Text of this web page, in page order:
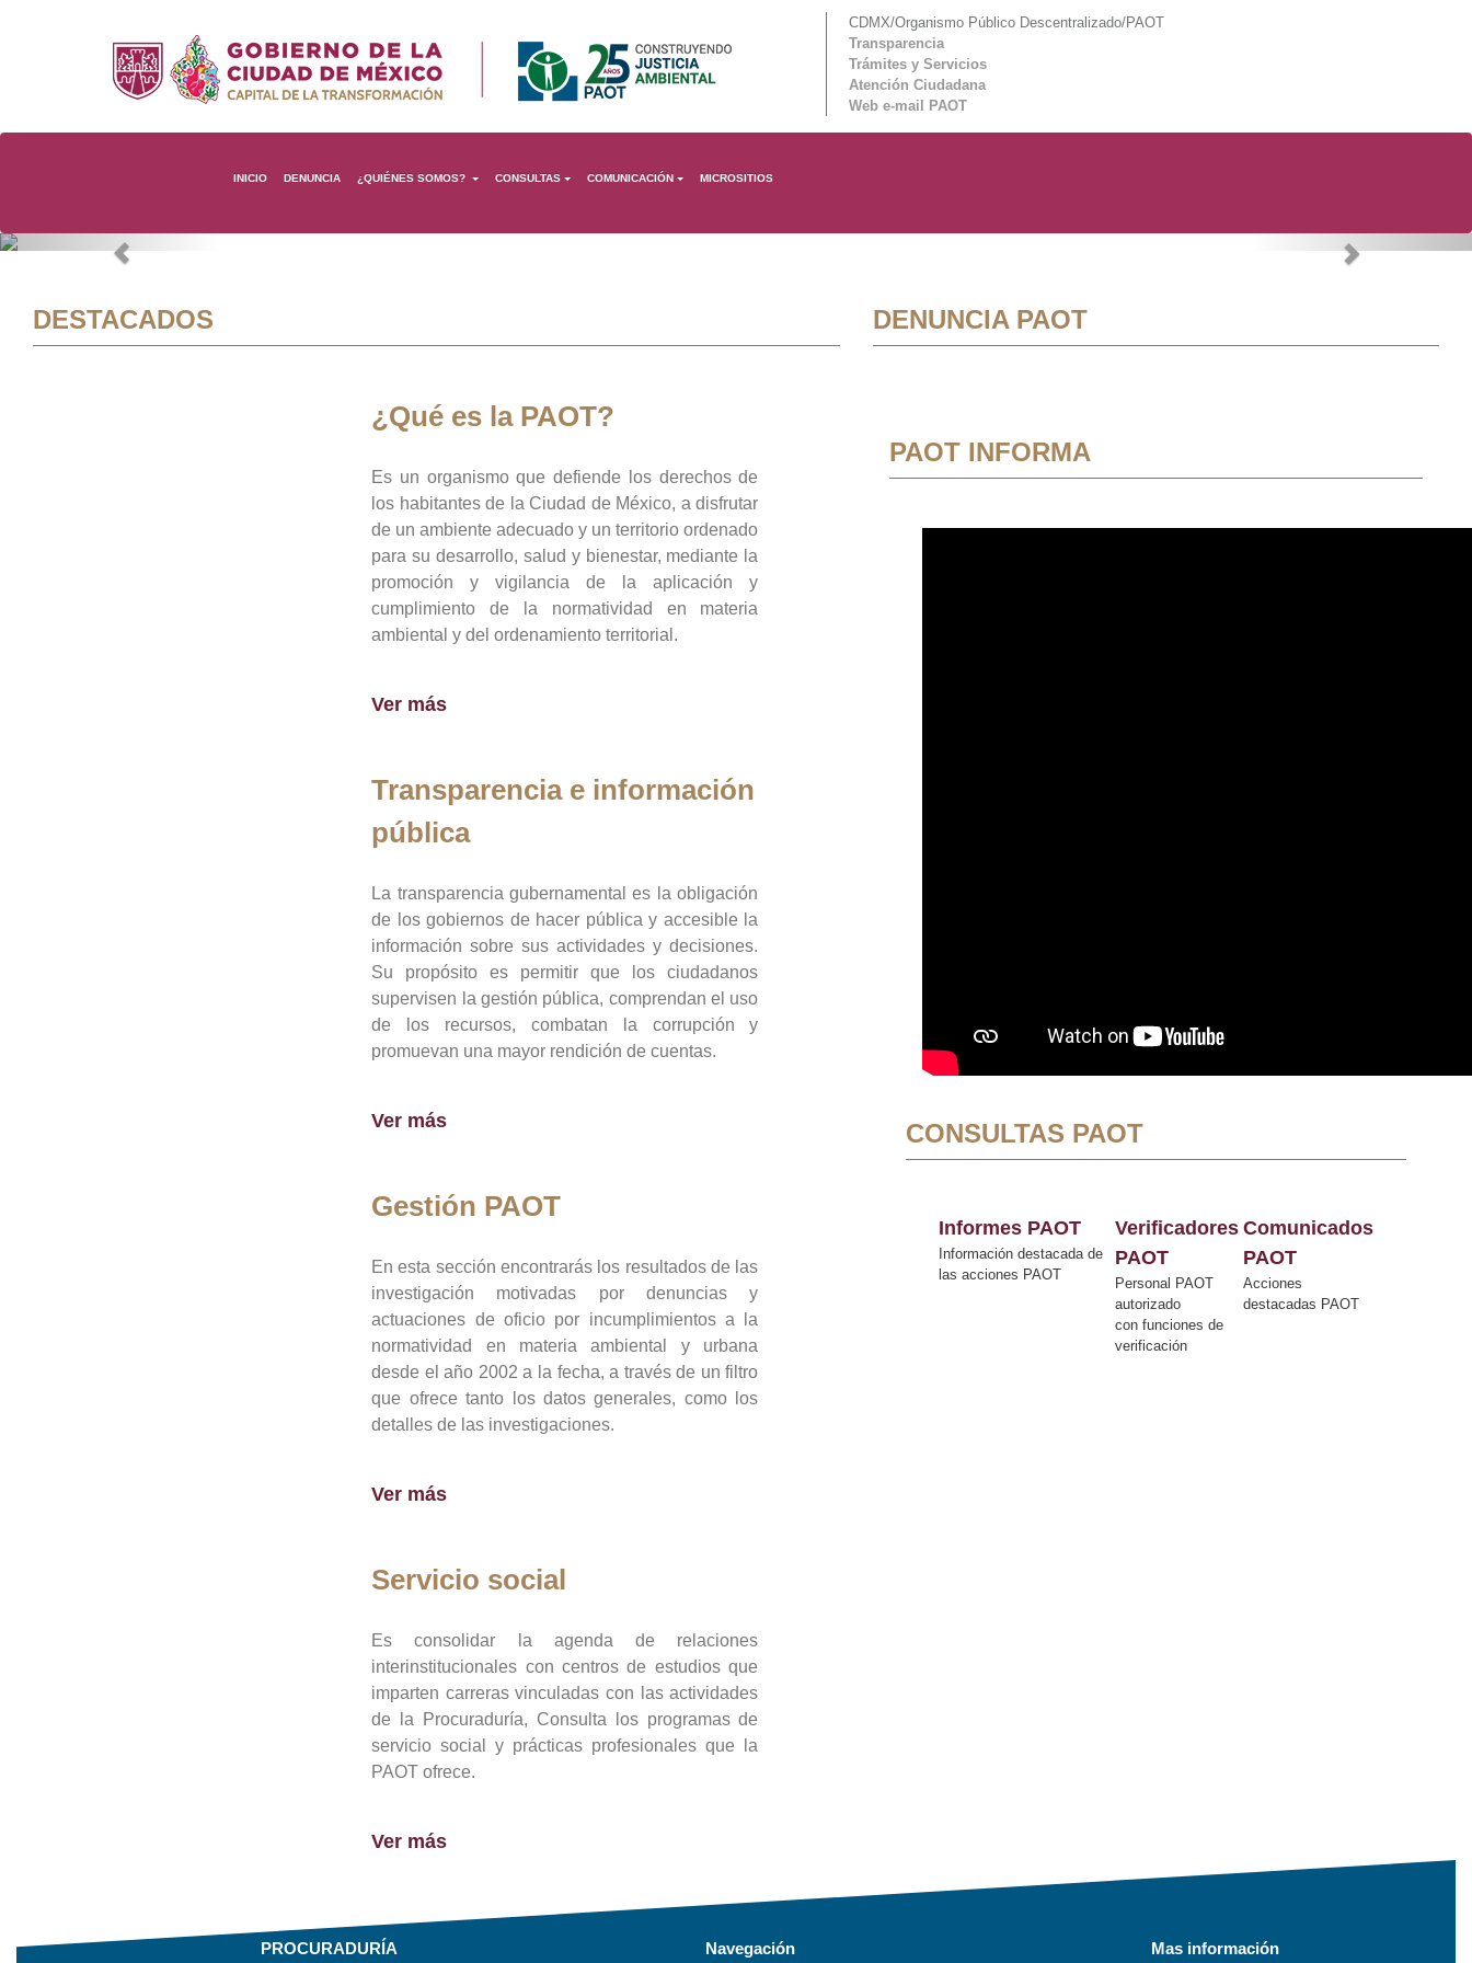
CDMX/Organismo Público Descentralizado/PAOT
Transparencia
Trámites y Servicios
Atención Ciudadana
Web e-mail PAOT
INICIO DENUNCIA ¿QUIÉNES SOMOS? CONSULTAS COMUNICACIÓN MICROSITIOS
Previous Next
DESTACADOS
¿Qué es la PAOT?
Es un organismo que defiende los derechos de
los habitantes de la Ciudad de México, a disfrutar
de un ambiente adecuado y un territorio ordenado
para su desarrollo, salud y bienestar, mediante la
promoción y vigilancia de la aplicación y
cumplimiento de la normatividad en materia
ambiental y del ordenamiento territorial.
Ver más
Transparencia e información
pública
La transparencia gubernamental es la obligación
de los gobiernos de hacer pública y accesible la
información sobre sus actividades y decisiones.
Su propósito es permitir que los ciudadanos
supervisen la gestión pública, comprendan el uso
de los recursos, combatan la corrupción y
promuevan una mayor rendición de cuentas.
Ver más
Gestión PAOT
En esta sección encontrarás los resultados de las
investigación motivadas por denuncias y
actuaciones de oficio por incumplimientos a la
normatividad en materia ambiental y urbana
desde el año 2002 a la fecha, a través de un filtro
que ofrece tanto los datos generales, como los
detalles de las investigaciones.
Ver más
Servicio social
Es consolidar la agenda de relaciones
interinstitucionales con centros de estudios que
imparten carreras vinculadas con las actividades
de la Procuraduría, Consulta los programas de
servicio social y prácticas profesionales que la
PAOT ofrece.
Ver más
DENUNCIA PAOT
PAOT INFORMA
CONSULTAS PAOT
Informes PAOT
Información destacada de
las acciones PAOT
Verificadores
PAOT
Personal PAOT
autorizado
con funciones de
verificación
Comunicados
PAOT
Acciones
destacadas PAOT
PROCURADURÍA Navegación Mas información